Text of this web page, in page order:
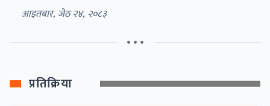
आइतबार, जेठ २४, २०८३
• • •
प्रतिक्रिया